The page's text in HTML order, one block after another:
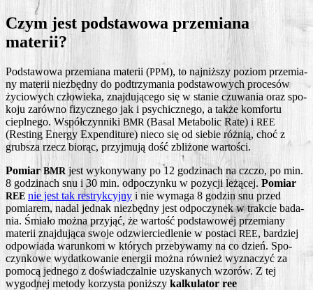
Czym jest podstawowa przemiana
materii?
Pod­sta­wo­wa prze­mia­na mate­rii (PPM), to naj­niż­szy poziom prze­mia­
ny mate­rii nie­zbęd­ny do pod­trzy­ma­nia pod­sta­wo­wych pro­ce­sów
życio­wych czło­wie­ka, znaj­du­ją­ce­go się w sta­nie czu­wa­nia oraz spo­
ko­ju zarów­no fizycz­ne­go jak i psy­chicz­ne­go, a tak­że kom­for­tu
ciepl­ne­go. Współ­czyn­ni­ki BMR (Basal Meta­bo­lic Rate) i REE
(Resting Ener­gy Expen­di­tu­re) nie­co się od sie­bie róż­nią, choć z
grub­sza rzecz bio­rąc, przyj­mu­ją dość zbli­żo­ne wartości.
Pomiar BMR jest wyko­ny­wa­ny po 12 godzi­nach na czczo, po min.
8 godzi­nach snu i 30 min. odpo­czyn­ku w pozy­cji leżą­cej. Pomiar
REE nie jest tak restryk­cyj­ny i nie wyma­ga 8 godzin snu przed
pomia­rem, nadal jed­nak nie­zbęd­ny jest odpo­czy­nek w trak­cie bada­
nia. Śmia­ło moż­na przy­jąć, że war­tość pod­sta­wo­wej prze­mia­ny
mate­rii znaj­du­ją­ca swo­je odzwier­cie­dle­nie w posta­ci REE, bar­dziej
odpo­wia­da warun­kom w któ­rych prze­by­wa­my na co dzień. Spo­
czyn­ko­we wydat­ko­wa­nie ener­gii moż­na rów­nież wyzna­czyć za
pomo­cą jed­ne­go z doświad­czal­nie uzy­ska­nych wzo­rów. Z tej
wygod­nej meto­dy korzy­sta poniż­szy kal­ku­la­tor ree